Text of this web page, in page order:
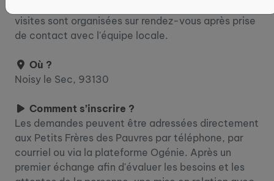
visites sont organisées sur rendez-vous après prise
de contact avec l'équipe locale.
Où ?
Noisy le Sec, 93130
Comment s’inscrire ?
Les demandes peuvent être adressées directement
aux Petits Frères des Pauvres par téléphone, par
courriel ou via la plateforme Ogénie. Après un
premier échange afin d'évaluer les besoins et les